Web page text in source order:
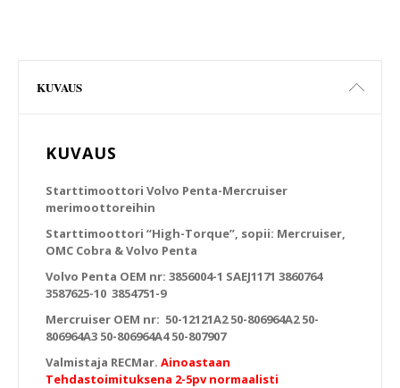
KUVAUS
KUVAUS
Starttimoottori Volvo Penta-Mercruiser
merimoottoreihin
Starttimoottori “High-Torque”, sopii: Mercruiser,
OMC Cobra & Volvo Penta
Volvo Penta OEM nr: 3856004-1 SAEJ1171 3860764
3587625-10 3854751-9
Mercruiser OEM nr: 50-12121A2 50-806964A2 50-
806964A3 50-806964A4 50-807907
Valmistaja RECMar. Ainoastaan
Tehdastoimituksena 2-5pv normaalisti